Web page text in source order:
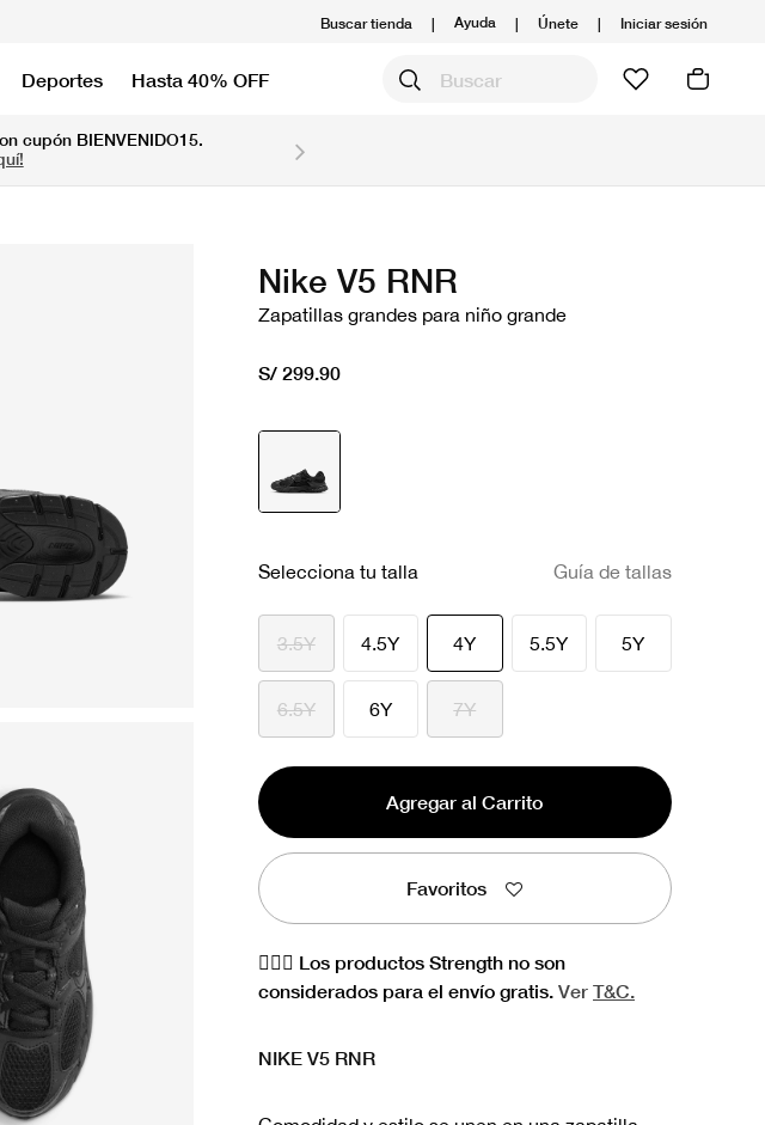
Buscar tienda | Ayuda | Únete | Iniciar sesión
Deportes Hasta 40% OFF
cupón BIENVENIDO15.
Nike V5 RNR
Zapatillas grandes para niño grande
S/ 299.90
Selecciona tu talla Guía de tallas
3.5Y 4.5Y 4Yseleccionado
5.5Y 5Y
6.5Y 6Y 7Y
Agregar al Carrito
Favoritos
🏋🏻‍♀️ Los productos Strength no son
considerados para el envío gratis. Ver T&C.
NIKE V5 RNR